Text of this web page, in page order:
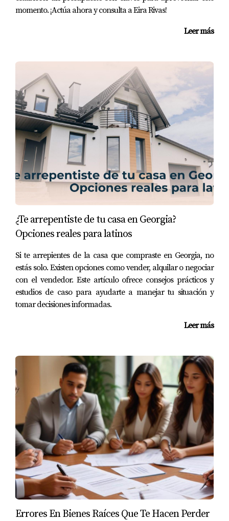
momento. ¡Actúa ahora y consulta a Eira Rivas!
Leer más
¿Te arrepentiste de tu casa en Georgia?
Opciones reales para latinos
Si te arrepientes de la casa que compraste en Georgia, no
estás solo. Existen opciones como vender, alquilar o negociar
con el vendedor. Este artículo ofrece consejos prácticos y
estudios de caso para ayudarte a manejar tu situación y
tomar decisiones informadas.
Leer más
Errores En Bienes Raíces Que Te Hacen Perder